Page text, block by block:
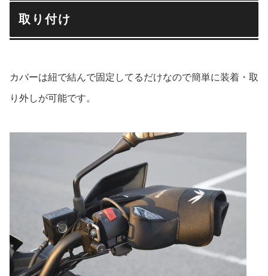
取り付け
カバーは紐で結んで固定してるだけなので簡単に装着・取
り外しが可能です。